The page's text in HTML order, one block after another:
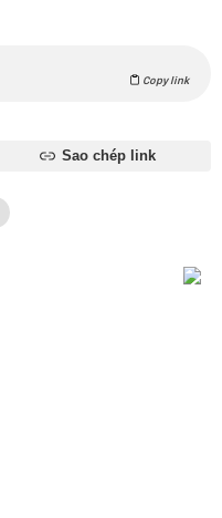
Copy link
Sao chép link